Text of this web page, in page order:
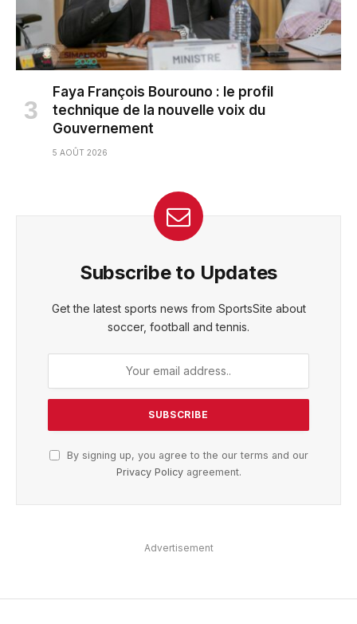
Faya François Bourouno : le profil
technique de la nouvelle voix du
Gouvernement
5 AOÛT 2026
Subscribe to Updates
Get the latest sports news from SportsSite about
soccer, football and tennis.
By signing up, you agree to the our terms and our
Privacy Policyagreement.
Advertisement